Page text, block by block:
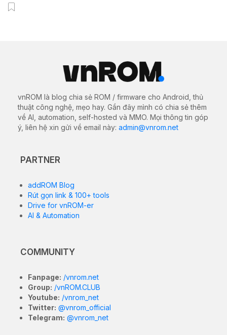
vnROM là blog chia sẻ ROM / firmware cho Android, thủ
thuật công nghệ, mẹo hay. Gần đây mình có chia sẻ thêm
về AI, automation, self-hosted và MMO. Mọi thông tin góp
ý, liên hệ xin gửi về email này: admin@vnrom.net
PARTNER
addROM Blog
Rút gọn link & 100+ tools
Drive for vnROM-er
AI & Automation
COMMUNITY
Fanpage: /vnrom.net
Group: /vnROM.CLUB
Youtube: /vnrom_net
Twitter: @vnrom_official
Telegram: @vnrom_net